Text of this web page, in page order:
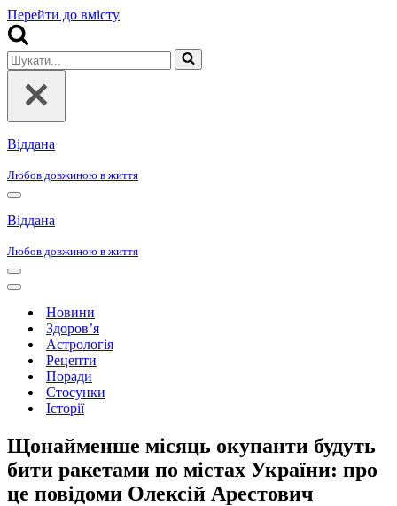
Перейти до вмісту
Шукати...
Віддана
Любов довжиною в життя
Меню
навігації
Віддана
Любов довжиною в життя
Меню
навігації
Меню
навігаціїНовини
Здоров’я
Астрологія
Рецепти
Поради
Стосунки
Історії
Щонайменше місяць окупанти будуть
бити ракетами по містах України: про
це повідоми Олексій Арестович